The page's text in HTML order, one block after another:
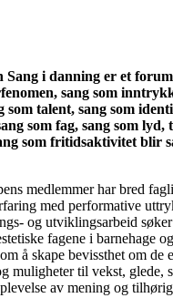
Sang i danning er et
sang som
som talent, sang som
som fag, sang som lyd,
som fritidsaktivitet blir
medlemmer har bred
med performative
og utviklingsarbeid
fagene i barnehage
å skape bevissthet om de
muligheter til vekst, glede,
av mening og